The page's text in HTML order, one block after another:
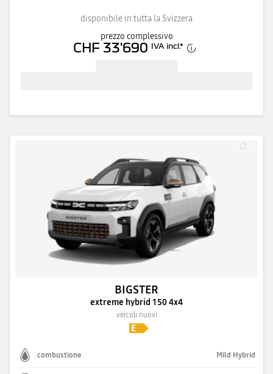
disponibile in tutta la Svizzera
prezzo complessivo
CHF 33'690 IVA incl.*
BIGSTER
extreme hybrid 150 4x4
veicoli nuovi
combustione Mild Hybrid